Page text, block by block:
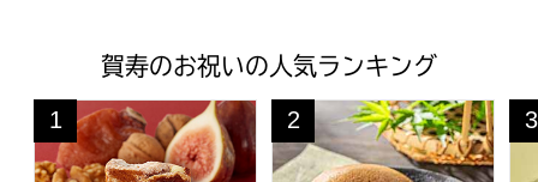
賀寿のお祝いの人気ランキング
一善や 干柿と胡桃と無花果のミルフィーユ 6個入り 1箱【
1
位
京都宇治 茶游堂 京・宇治ど
2
位 3
位